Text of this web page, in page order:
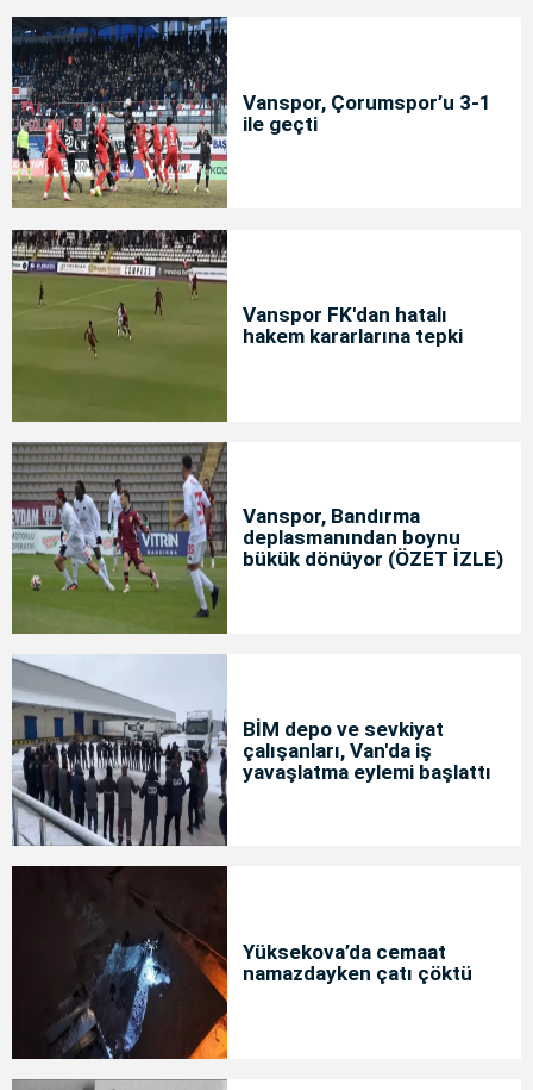
Vanspor, Çorumspor’u 3-1
ile geçti
Vanspor FK'dan hatalı
hakem kararlarına tepki
Vanspor, Bandırma
deplasmanından boynu
bükük dönüyor (ÖZET İZLE)
BİM depo ve sevkiyat
çalışanları, Van'da iş
yavaşlatma eylemi başlattı
Yüksekova’da cemaat
namazdayken çatı çöktü